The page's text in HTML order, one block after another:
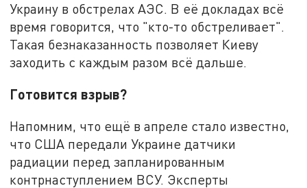
Украину в обстрелах АЭС. В её докладах всё
время говорится, что "кто-то обстреливает".
Такая безнаказанность позволяет Киеву
заходить с каждым разом всё дальше.
Готовится взрыв?
Напомним, что ещё в апреле стало известно,
что США передали Украине датчики
радиации перед запланированным
контрнаступлением ВСУ. Эксперты